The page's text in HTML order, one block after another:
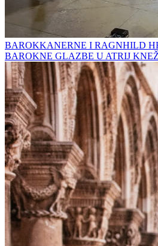
BAROKKANERNE I RAGNHILD
BAROKNE GLAZBE U ATRIJ